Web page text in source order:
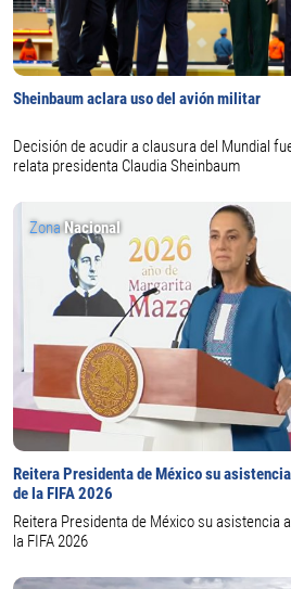
Sheinbaum aclara uso del avión militar
Decisión de acudir a clausura del Mundial
relata presidenta Claudia Sheinbaum
ZonaNacional
Reitera Presidenta de México su
de la FIFA 2026
Reitera Presidenta de México su asistencia
la FIFA 2026